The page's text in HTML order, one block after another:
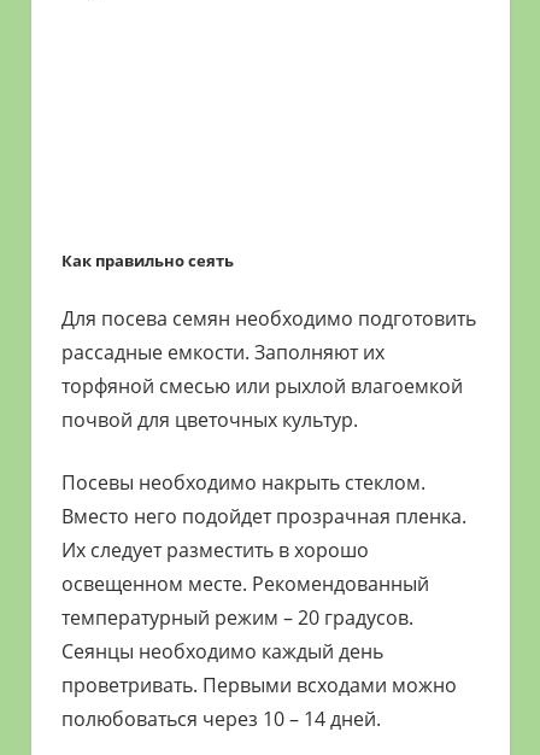
Как правильно сеять
Для посева семян необходимо подготовить
рассадные емкости. Заполняют их
торфяной смесью или рыхлой влагоемкой
почвой для цветочных культур.
Посевы необходимо накрыть стеклом.
Вместо него подойдет прозрачная пленка.
Их следует разместить в хорошо
освещенном месте. Рекомендованный
температурный режим – 20 градусов.
Сеянцы необходимо каждый день
проветривать. Первыми всходами можно
полюбоваться через 10 – 14 дней.